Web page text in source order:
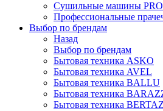
Сушильные машины PRO
Профессиональные
Выбор по брендам
Назад
Выбор по брендам
Бытовая техника ASKO
Бытовая техника AVEL
Бытовая техника BALLU
Бытовая техника
Бытовая техника